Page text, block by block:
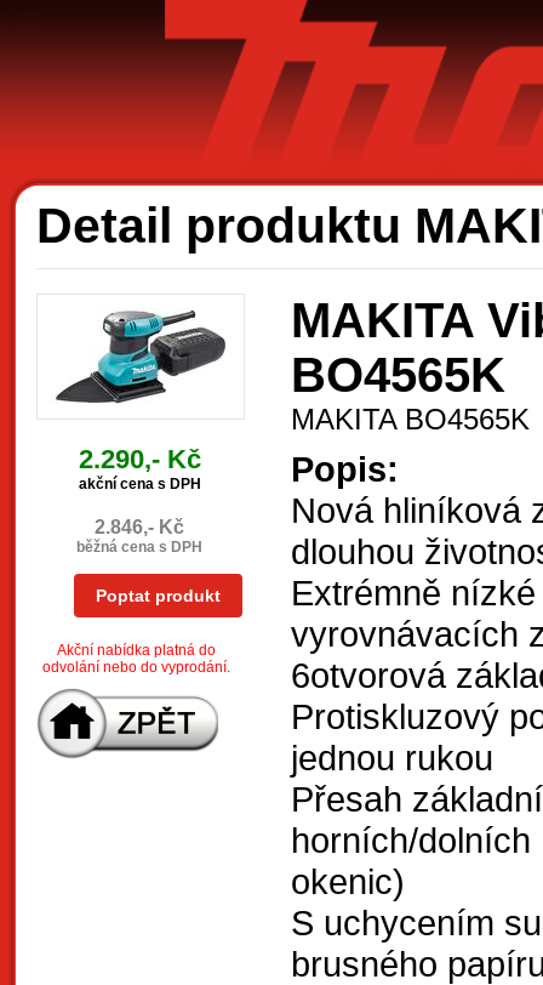
Detail produktu
2.290,- Kč
akční cena s DPH
2.846,- Kč
běžná cena s DPH
Poptat produkt
Akční nabídka platná do
odvolání nebo do vyprodání.
MAKITA
BO4565K
MAKITA BO4565K
Popis:
Nová hliníková
dlouhou
Extrémně
vyrovnávacích
6otvorová
Protiskluzový
jednou rukou
Přesah
horních/
okenic)
S uchycením
brusného